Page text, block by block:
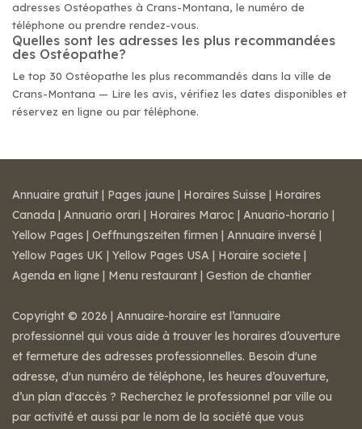
adresses Ostéopathes à Crans-Montana, le numéro de
téléphone ou prendre rendez-vous.
Quelles sont les adresses les plus recommandées
des Ostéopathe?
Le top 30 Ostéopathe les plus recommandés dans la ville de
Crans-Montana — Lire les avis, vérifiez les dates disponibles et
réservez en ligne ou par téléphone.
Annuaire gratuit | Pages jaune | Horaires Suisse | Horaires
Canada | Annuario orari | Horaires Maroc | Anuario-horario |
Yellow Pages | Oeffnungszeiten firmen | Annuaire inversé |
Yellow Pages UK | Yellow Pages USA | Horaire societe |
Agenda en ligne | Menu restaurant | Gestion de chantier
Copyright © 2026 | Annuaire-horaire est l’annuaire
professionnel qui vous aide à trouver les horaires d’ouverture
et fermeture des adresses professionnelles. Besoin d'une
adresse, d'un numéro de téléphone, les heures d’ouverture,
d’un plan d'accès ? Recherchez le professionnel par ville ou
par activité et aussi par le nom de la société que vous